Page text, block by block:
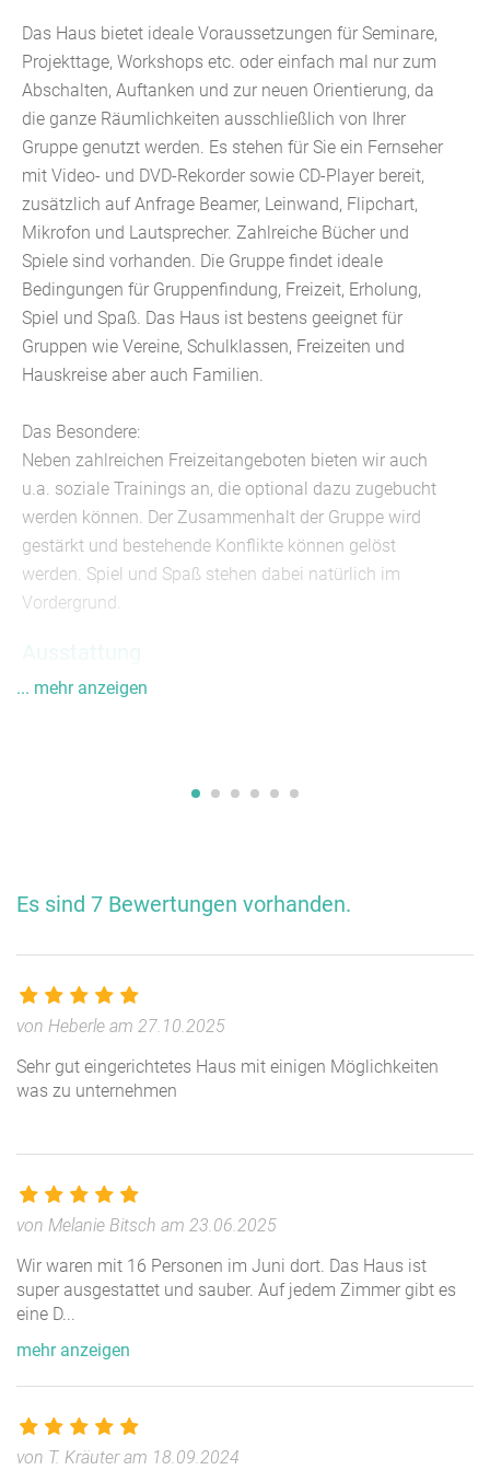
Das Haus bietet ideale Voraussetzungen für Seminare,
Projekttage, Workshops etc. oder einfach mal nur zum
Abschalten, Auftanken und zur neuen Orientierung, da
die ganze Räumlichkeiten ausschließlich von Ihrer
Gruppe genutzt werden. Es stehen für Sie ein Fernseher
mit Video- und DVD-Rekorder sowie CD-Player bereit,
zusätzlich auf Anfrage Beamer, Leinwand, Flipchart,
Mikrofon und Lautsprecher. Zahlreiche Bücher und
Spiele sind vorhanden. Die Gruppe findet ideale
Bedingungen für Gruppenfindung, Freizeit, Erholung,
Spiel und Spaß. Das Haus ist bestens geeignet für
Gruppen wie Vereine, Schulklassen, Freizeiten und
Hauskreise aber auch Familien.
Das Besondere:
Neben zahlreichen Freizeitangeboten bieten wir auch
u.a. soziale Trainings an, die optional dazu zugebucht
werden können. Der Zusammenhalt der Gruppe wird
gestärkt und bestehende Konflikte können gelöst
werden. Spiel und Spaß stehen dabei natürlich im
Vordergrund.
Einrichtungen:
Tischtennisplatz
das Erdgeschoss sind separat barrierefrei zugänglich,
In der Nähe befindet sich ein Spielplatz sowie ein
Sauna zur Verfügung. Es sind einige Parkplätze am
Haus vorhanden. Biker & Motorradfahrer sind bei uns
vorhanden. Des Weiteren können Bettwäsche sowie
Handtücher ausgeliehen werden.
Projekttage, Workshops etc. oder einfach mal nur zum
Abschalten, Auftanken und zur neuen Orientierung, da
die ganze Räumlichkeiten ausschließlich von Ihrer
Gruppe genutzt werden. Es stehen ein Fernseher mit
Video- und DVD-Rekorder sowie CD-Player bereit,
Mikrofon und Lautprecher. Zahlreiche Bücher und Spiele
... mehr anzeigen
Es sind 7 Bewertungen vorhanden.
von Heberle am 27.10.2025
Sehr gut eingerichtetes Haus mit einigen Möglichkeiten
was zu unternehmen
von Melanie Bitsch am 23.06.2025
Wir waren mit 16 Personen im Juni dort. Das Haus ist
super ausgestattet und sauber. Auf jedem Zimmer gibt es
eine D...
mehr anzeigen
von T. Kräuter am 18.09.2024